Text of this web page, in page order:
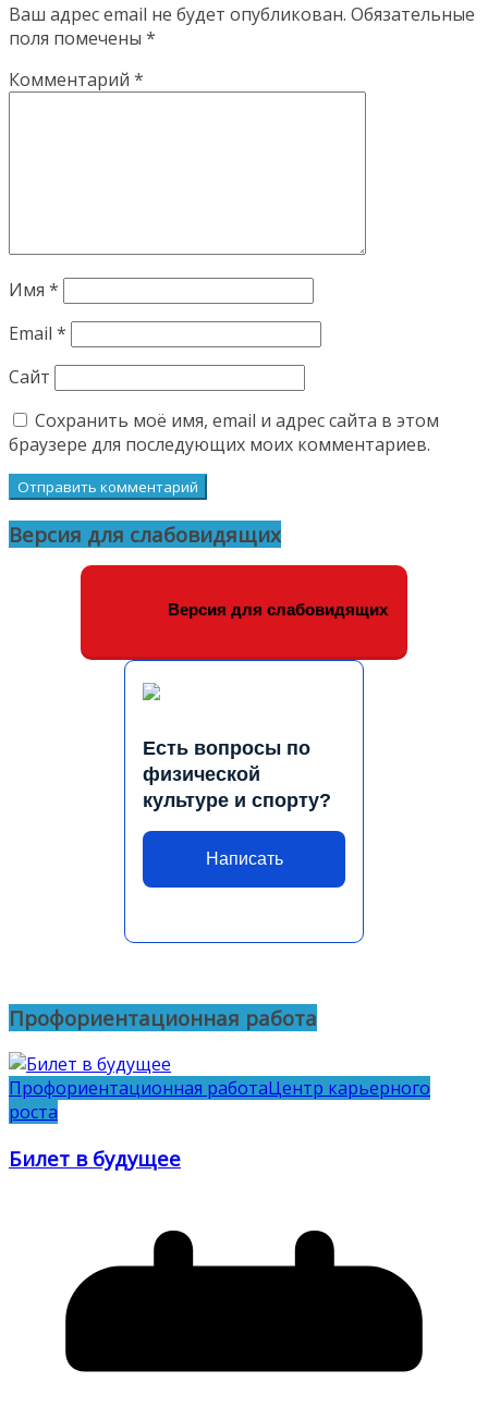
Ваш адрес email не будет опубликован. Обязательные
поля помечены *
Комментарий *
Имя *
Email *
Сайт
Сохранить моё имя, email и адрес сайта в этом
браузере для последующих моих комментариев.
Версия для слабовидящих
Версия для слабовидящих
Есть вопросы по
физической
культуре и спорту?
Написать
Профориентационная работа
Профориентационная работаЦентр карьерного
роста
Билет в будущее